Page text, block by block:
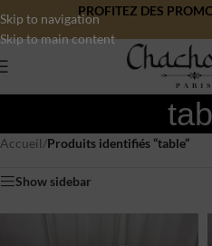
Skip to navigation
Skip to main content
PROFITEZ DES
Accueil/Produits identifiés “table”
Show sidebar